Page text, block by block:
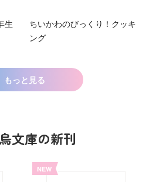
生
ちいかわのびっくり！クッキ
ング
もっと見る
文庫の新刊
NEW